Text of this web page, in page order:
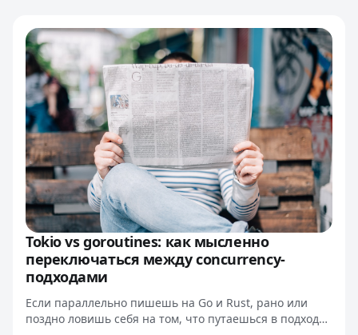
Tokio vs goroutines: как мысленно
переключаться между concurrency-
подходами
Если параллельно пишешь на Go и Rust, рано или
поздно ловишь себя на том, что путаешься в подходах